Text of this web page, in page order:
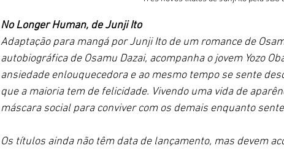
No Longer Human, de Junji Ito
Adaptação para mangá por Junji Ito de um romance de
autobiográfica de Osamu Dazai, acompanha o jovem Yozo
ansiedade enlouquecedora e ao mesmo tempo se sente
que a maioria tem de felicidade. Vivendo uma vida de
máscara social para conviver com os demais enquanto
Os títulos ainda não têm data de lançamento, mas devem